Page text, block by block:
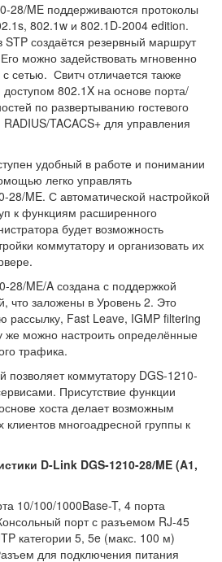
28/ME поддерживаются протоколы
802.1w и 802.1D-2004 edition.
создаётся резервный маршрут
можно задействовать мгновенно
сетью. Свитч отличается также
802.1X на основе порта/
по развертыванию гостевого
TACACS+ для управления
удобный в работе и понимании
легко управлять
28/ME. С автоматической настройкой
к функциям расширенного
будет возможность
коммутатору и организовать их
28/ME/A создана с поддержкой
что заложены в Уровень 2. Это
рассылку, Fast Leave, IGMP filtering
же можно настроить определённые
трафика.
позволяет коммутатору DGS-1210-
Присутствие функции
хоста делает возможным
клиентов многоадресной группы к
D-Link DGS-1210-28/ME (A1,
10/100/1000Base-T, 4 порта
порт с разъемом RJ-45
категории 5, 5e (макс. 100 м)
для подключения питания